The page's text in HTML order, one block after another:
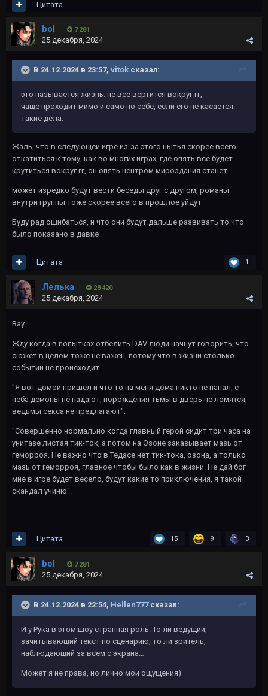
Цитата
bol 7 281
25 декабря, 2024
В 24.12.2024 в 23:57, vitok сказал:
это называется жизнь. не всё вертится вокруг гг,
чаще проходит мимо и само по себе, если его не касается.
такие дела.
Жаль, что в следующей игре из-за этого нытья скорее всего
откатиться к тому, как во многих играх, где опять все будет
крутиться вокруг гг, он опять центром мироздания станет
может изредко будут вести беседы друг с другом, романы
внутри группы тоже скорее всего в прошлое уйдут
Буду рад ошибаться, и что они будут дальше развивать то что
было показано в давке
1
Цитата
Лелька 28 420
25 декабря, 2024
Вау.
Жду когда в попытках отбелить DAV люди начнут говорить, что
сюжет в целом тоже не важен, потому что в жизни столько
событий не происходит.
"Я вот домой пришел и что то на меня дома никто не напал, с
неба демоны не падают, порождения тьмы в дверь не ломятся,
ведьмы секса не предлагают".
"Совершенно нормально когда главный герой сидит три часа на
унитазе листая тик-ток, а потом на Озоне заказывает мазь от
геморроя. Не важно что в Тедасе нет тик-тока, озона, а только
мазь от геморроя, главное чтобы было как в жизни. Не дай бог
мне в игре будет весело, будут какие то приключения, я такой
скандал учиню".
15 9 3
Цитата
bol 7 281
25 декабря, 2024
В 24.12.2024 в 22:54, Hellen777сказал:
И у Рука в этом шоу странная роль. То ли ведущий,
зачитывающий текст по сценарию, то ли зритель,
наблюдающий за всем с экрана…
Может я не права, но лично мои ощущения)